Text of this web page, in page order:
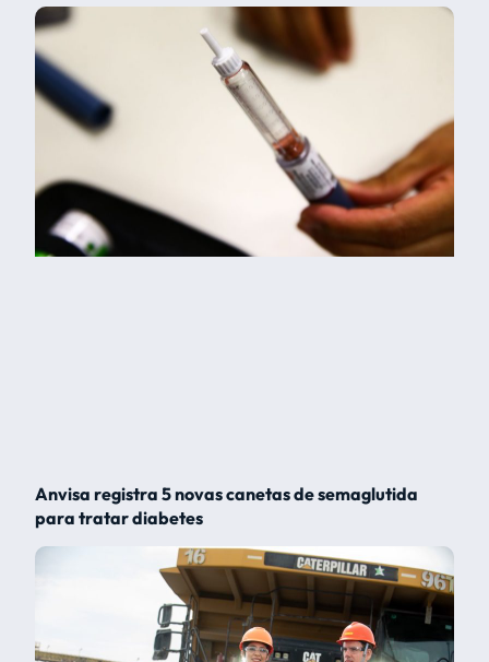
Anvisa registra 5 novas canetas de semaglutida
para tratar diabetes